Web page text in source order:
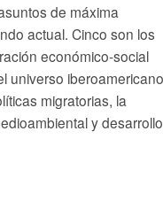
de máxima
actual. Cinco son los
económico-social
universo
migratorias, la
y desarrollo